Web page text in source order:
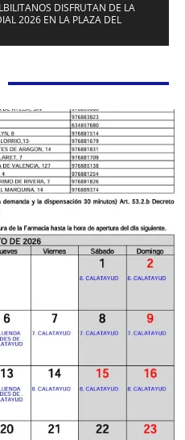
DISFRUTAN DE LA
2026 EN LA PLAZA DEL